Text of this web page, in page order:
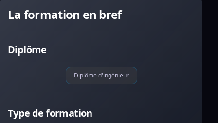
La formation en bref
Diplôme
Diplôme d'ingénieur
Type de formation